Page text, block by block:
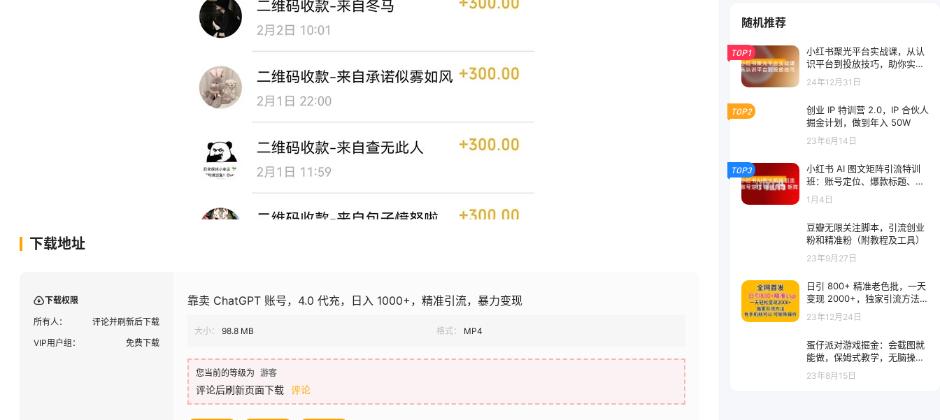
下载地址
下载权限
所有人：
评论并刷新后下载
VIP用户组：
免费下载
靠卖 ChatGPT 账号，4.0 代充，日入 1000+，精准引流，暴力变现
大小： 98.8 MB 格式： MP4
您当前的等级为 游客
评论后刷新页面下载 评论
随机推荐
TOP1
小红书聚光平台实战课，从认
识平台到投放技巧，助你实现
从 0 到 1 的突破
24年12月31日
TOP2
创业 IP 特训营 2.0，IP 合伙人
掘金计划，做到年入 50W
23年6月14日
TOP3
小红书 AI 图文矩阵引流特训
班：账号定位、爆款标题、矩
阵布局、单账号月涨粉 5000+
1月4日
豆瓣无限关注脚本，引流创业
粉和精准粉（附教程及工具）
23年9月27日
日引 800+ 精准老色批，一天
变现 2000+，独家引流方法，
可矩阵操作，月入 5W+
23年12月24日
蛋仔派对游戏掘金：会截图就
能做，保姆式教学，无脑操
作，硬核变现
23年8月15日